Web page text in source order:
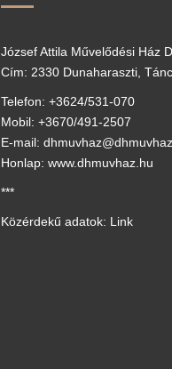
József Attila Művelődési Ház
Cím: 2330 Dunaharaszti,
Telefon: +3624/531-070
Mobil: +3670/491-2507
E-mail:
Honlap: www.dhmuvhaz.hu
***
Közérdekű adatok: Link